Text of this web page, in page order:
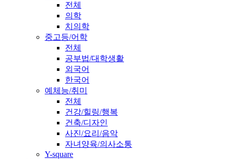
전체
의학
치의학
중고등/어학
전체
공부법/대학생활
외국어
한국어
예체능/취미
전체
건강/힐링/행복
건축/디자인
사진/요리/음악
자녀양육/의사소통
Y-square